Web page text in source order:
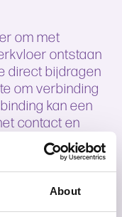
About
om met
ontstaan
direct bijdragen
om verbinding
kan een
contact en
met collega’s
gehoord
UvA-trainer